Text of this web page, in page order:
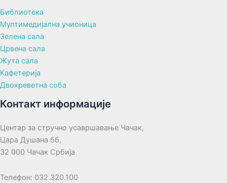
Библиотека
Мултимедијална учионица
Зелена сала
Црвена сала
Жута сала
Кафетерија
Двокреветна соба
Контакт информације
Центар за стручно усавршавање Чачак,
Цара Душана бб,
32 000 Чачак Србија
Телефон: 032.320.100